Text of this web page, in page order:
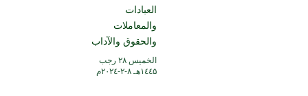
العبادات
والمعاملات
والحقوق والآداب
الخميس ۲۸ رجب
۱٤٤۵هـ ۸-۲-۲۰۲٤م